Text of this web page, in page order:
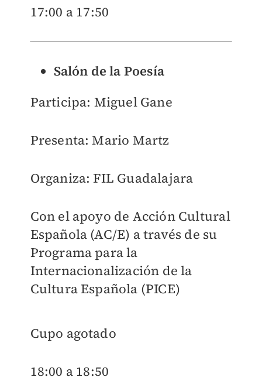
17:00 a 17:50
Salón de la Poesía
Participa: Miguel Gane
Presenta: Mario Martz
Organiza: FIL Guadalajara
Con el apoyo de Acción Cultural
Española (AC/E) a través de su
Programa para la
Internacionalización de la
Cultura Española (PICE)
Cupo agotado
18:00 a 18:50